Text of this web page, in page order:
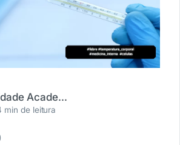
Comunidade Academia Médica
min de leitura